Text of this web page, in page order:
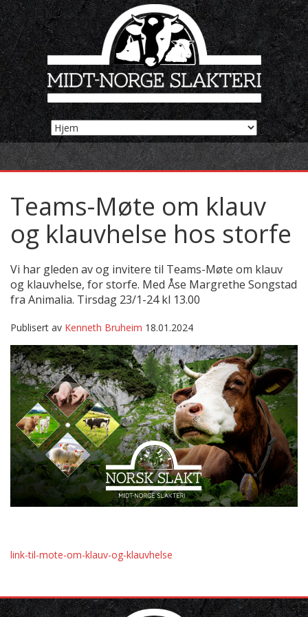
Teams-Møte om klauv
og klauvhelse hos storfe
Vi har gleden av og invitere til Teams-Møte om klauv
og klauvhelse, for storfe. Med Åse Margrethe Songstad
fra Animalia. Tirsdag 23/1-24 kl 13.00
Publisert av Kenneth Bruheim 18.01.2024
link-til-mote-om-klauv-og-klauvhelse